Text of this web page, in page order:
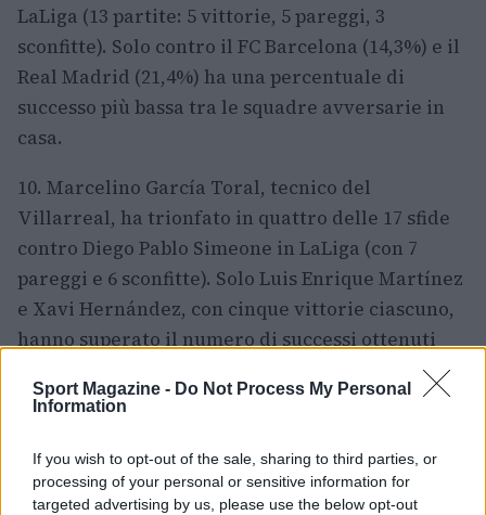
Sport Magazine - Do Not Process My Personal
Information
If you wish to opt-out of the sale, sharing to third parties, or
processing of your personal or sensitive information for
targeted advertising by us, please use the below opt-out
LaLiga (13 partite: 5 vittorie, 5 pareggi, 3
sconfitte). Solo contro il FC Barcelona (14,3%) e il
Real Madrid (21,4%) ha una percentuale di
successo più bassa tra le squadre avversarie in
casa.
10. Marcelino García Toral, tecnico del
Villarreal, ha trionfato in quattro delle 17 sfide
contro Diego Pablo Simeone in LaLiga (con 7
pareggi e 6 sconfitte). Solo Luis Enrique Martínez
e Xavi Hernández, con cinque vittorie ciascuno,
hanno superato il numero di successi ottenuti
contro l’allenatore argentino nella competizione.
AUTORE
Redazione Sport Magazine